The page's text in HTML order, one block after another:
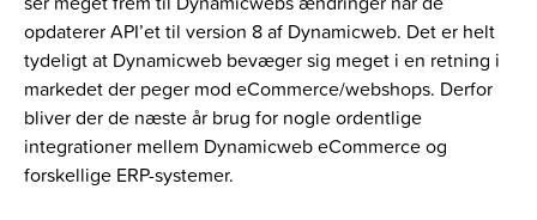
opdaterer API’et til version 8 af Dynamicweb. Det er helt
tydeligt at Dynamicweb bevæger sig meget i en retning i
markedet der peger mod eCommerce/webshops. Derfor
bliver der de næste år brug for nogle ordentlige
integrationer mellem Dynamicweb eCommerce og
forskellige ERP-systemer.